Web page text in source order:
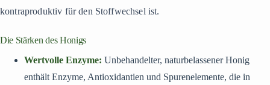
kontraproduktiv für den Stoffwechsel ist.
Die Stärken des Honigs
Wertvolle Enzyme: Unbehandelter, naturbelassener Honig
enthält Enzyme, Antioxidantien und Spurenelemente, die in